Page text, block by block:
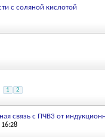
с соляной кислотой
1 2
связь с ПЧВ3 от
16:28